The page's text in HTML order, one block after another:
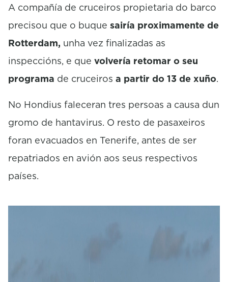
A compañía de cruceiros propietaria do barco
precisou que o buque sairía proximamente de
Rotterdam, unha vez finalizadas as
inspeccións, e que volvería retomar o seu
programa de cruceiros a partir do 13 de xuño.
No Hondius faleceran tres persoas a causa dun
gromo de hantavirus. O resto de pasaxeiros
foran evacuados en Tenerife, antes de ser
repatriados en avión aos seus respectivos
países.